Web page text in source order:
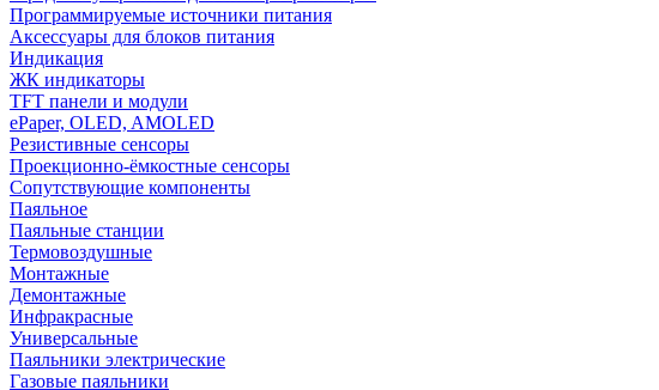
Программируемые источники питания
Аксессуары для блоков питания
Индикация
ЖК индикаторы
TFT панели и модули
ePaper, OLED, AMOLED
Резистивные сенсоры
Проекционно-ёмкостные сенсоры
Сопутствующие компоненты
Паяльное
Паяльные станции
Термовоздушные
Монтажные
Демонтажные
Инфракрасные
Универсальные
Паяльники электрические
Газовые паяльники